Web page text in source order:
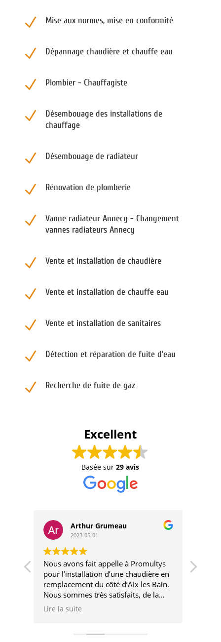
N Mise aux normes, mise en conformité
N Dépannage chaudière et chauffe eau
N Plombier - Chauffagiste
N
Désembouage des installations de
chauffage
N Désembouage de radiateur
N Rénovation de plomberie
N
Vanne radiateur Annecy - Changement
vannes radiateurs Annecy
N Vente et installation de chaudière
N Vente et installation de chauffe eau
N Vente et installation de sanitaires
N Détection et réparation de fuite d’eau
N Recherche de fuite de gaz
Excellent
Basée sur29 avis
en
Danielle PRUNIER
2022-12-10
Intervenant très professionnel